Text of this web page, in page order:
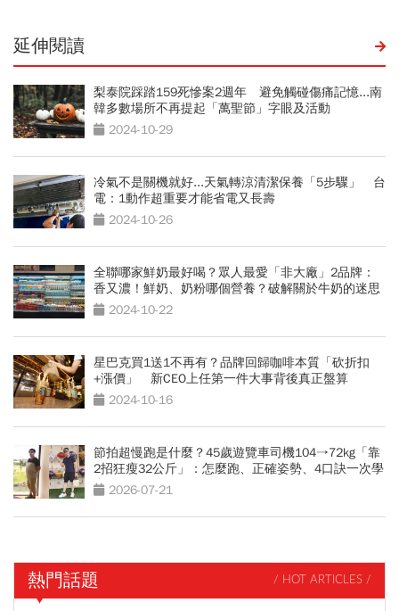
延伸閱讀
梨泰院踩踏159死慘案2週年 避免觸碰傷痛記憶...南
韓多數場所不再提起「萬聖節」字眼及活動
2024-10-29
冷氣不是關機就好...天氣轉涼清潔保養「5步驟」 台
電：1動作超重要才能省電又長壽
2024-10-26
全聯哪家鮮奶最好喝？眾人最愛「非大廠」2品牌：
香又濃！鮮奶、奶粉哪個營養？破解關於牛奶的迷思
2024-10-22
星巴克買1送1不再有？品牌回歸咖啡本質「砍折扣
+漲價」 新CEO上任第一件大事背後真正盤算
2024-10-16
節拍超慢跑是什麼？45歲遊覽車司機104→72kg「靠
2招狂瘦32公斤」：怎麼跑、正確姿勢、4口訣一次學
會 2026-07-21
熱門話題 / HOT ARTICLES /